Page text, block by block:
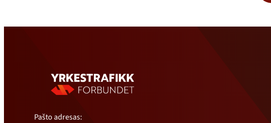
buvo:
199,00
159,00
NOK.
Pašto adresas: